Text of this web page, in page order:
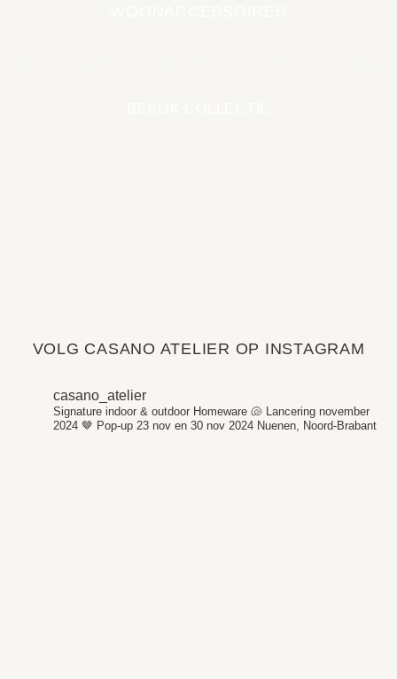
VOLG CASANO ATELIER OP INSTAGRAM
casano_atelier
Signature indoor & outdoor Homeware 🐚 Lancering november
2024 🤎 Pop-up 23 nov en 30 nov 2024 Nuenen, Noord-Brabant